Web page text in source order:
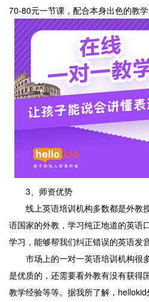
70-80元一节课，配合本身出色的教
3、师资优势
线上英语培训机构多数都是外教
语国家的外教，学习纯正地道的英语
学习，能够帮我们纠正错误的英语发
市场上的一对一英语培训机构很
是优质的，还需要看外教有没有获得
教学经验等等。据我所了解，